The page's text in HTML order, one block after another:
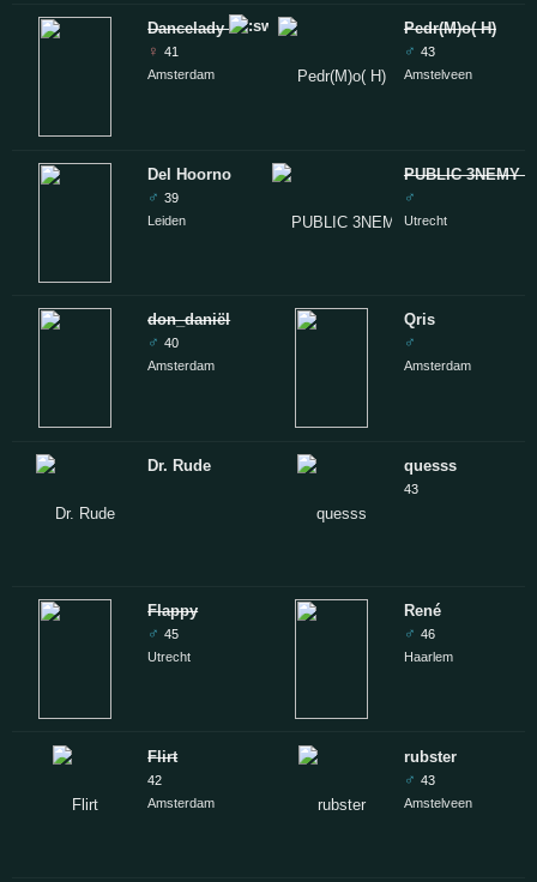
Dancelady
♀ 41
Amsterdam
Del Hoorno
♂ 39
Leiden
don_daniël
♂ 40
Amsterdam
Dr. Rude
Flappy
♂ 45
Utrecht
Flirt
42
Amsterdam
Pedr(M)o( H)
♂ 43
Amstelveen
PUBLIC 3NEMY
♂
Utrecht
Qris
♂
Amsterdam
quesss
43
René
♂ 46
Haarlem
rubster
♂ 43
Amstelveen